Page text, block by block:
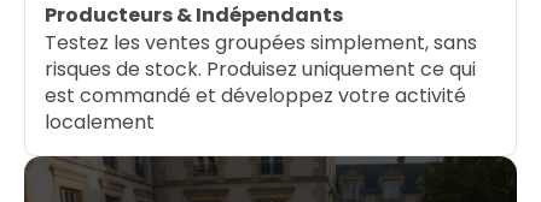
Producteurs & Indépendants
Testez les ventes groupées simplement, sans
risques de stock. Produisez uniquement ce qui
est commandé et développez votre activité
localement